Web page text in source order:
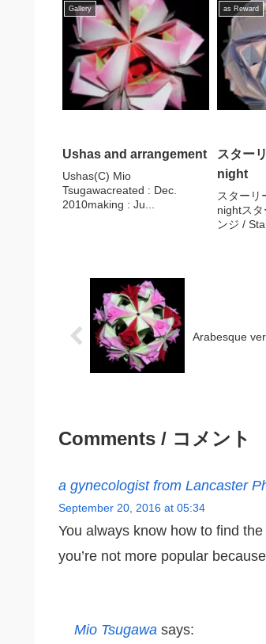
Gallery
Ushas and arrangement
Ushas(C) Mio
Tsugawacreated : Dec.
2010making : Ju...
as Reward
スター
night
スターリ
nightス
ンジ /
Arabesque
Comments / コメント
a gynecologist from Lancaster
September 20, 2016 at 05:34
You always know how to find
you’re not more popular
Mio Tsugawa says: